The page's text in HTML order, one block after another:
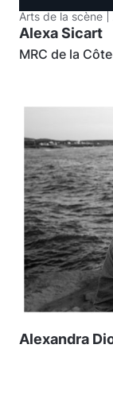
Arts de la scène
Alexa Sicart
MRC de la
Alexandra